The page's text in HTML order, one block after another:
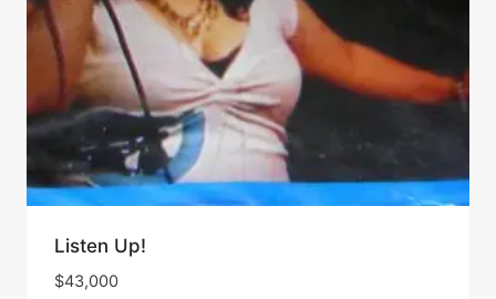
Listen Up!
$43,000